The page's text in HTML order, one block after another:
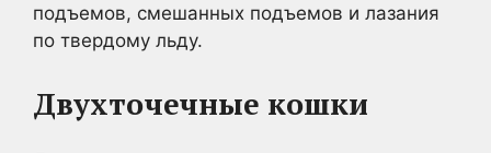
подъемов, смешанных подъемов и лазания
по твердому льду.
Двухточечные кошки